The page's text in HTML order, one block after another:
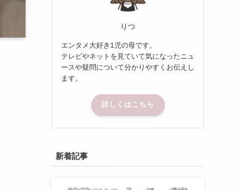
りつ
エンタメ大好き1児の母です。
テレビやネットを見ていて気になったニュ
ースや疑問について分かりやすくお伝えし
ます。
詳しくはこちら
新着記事